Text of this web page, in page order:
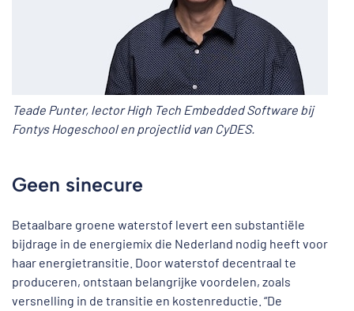
Teade Punter, lector High Tech Embedded Software bij
Fontys Hogeschool en projectlid van CyDES.
Geen sinecure
Betaalbare groene waterstof levert een substantiële
bijdrage in de energiemix die Nederland nodig heeft voor
haar energietransitie. Door waterstof decentraal te
produceren, ontstaan belangrijke voordelen, zoals
versnelling in de transitie en kostenreductie. “De